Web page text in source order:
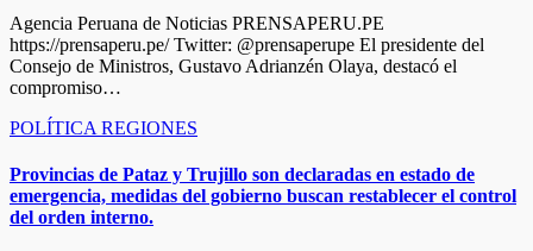
Agencia Peruana de Noticias PRENSAPERU.PE
https://prensaperu.pe/ Twitter: @prensaperupe El presidente del
Consejo de Ministros, Gustavo Adrianzén Olaya, destacó el
compromiso…
POLÍTICA REGIONES
Provincias de Pataz y Trujillo son declaradas en estado de
emergencia, medidas del gobierno buscan restablecer el control
del orden interno.